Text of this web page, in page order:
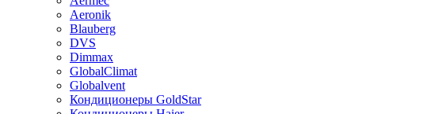
Aeronik
Blauberg
DVS
Dimmax
GlobalClimat
Globalvent
Кондиционеры GoldStar